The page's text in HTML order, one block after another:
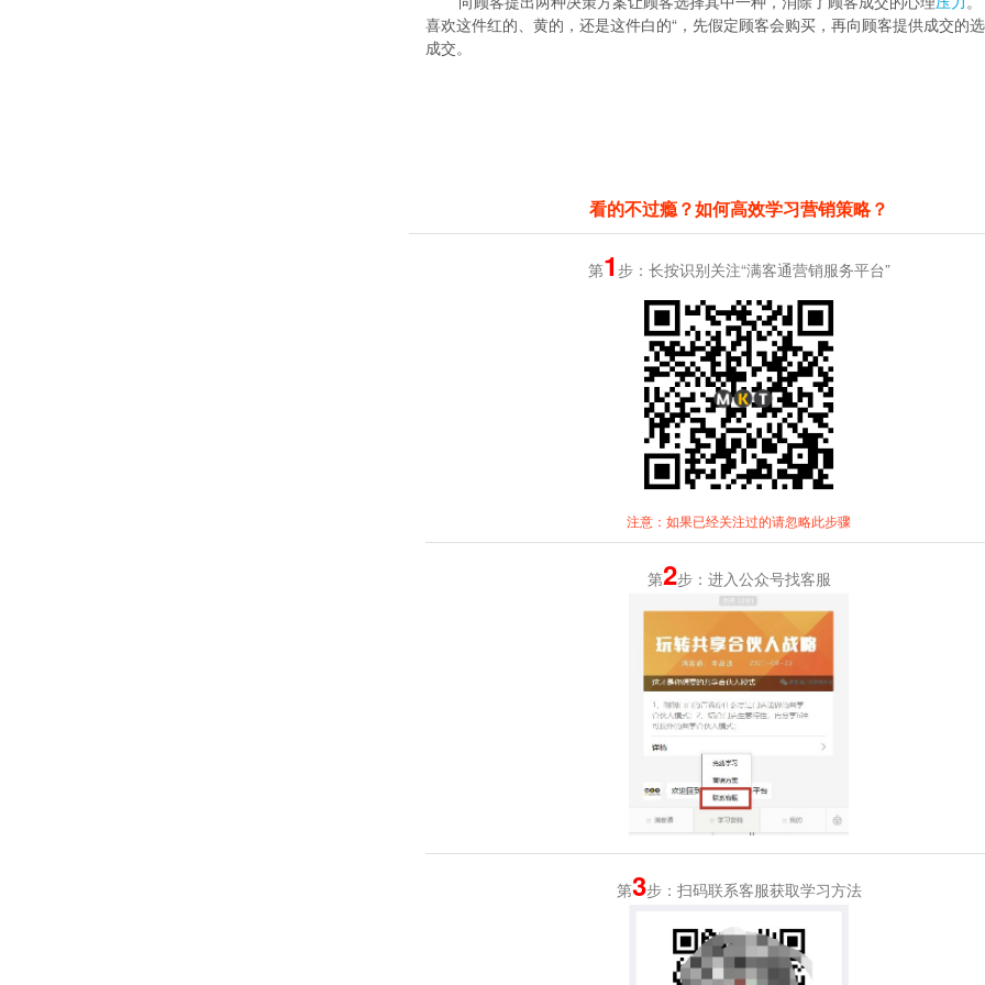
喜欢这件红的、黄的，还是这件白的“，先假定顾客会购买，再向顾客提供成交的
成交。
看的不过瘾？如何高效学习营销策略？
第1 步：长按识别关注“满客通营销服务平台”
注意：如果已经关注过的请忽略此步骤
第2步：进入公众号找客服
第3步：扫码联系客服获取学习方法